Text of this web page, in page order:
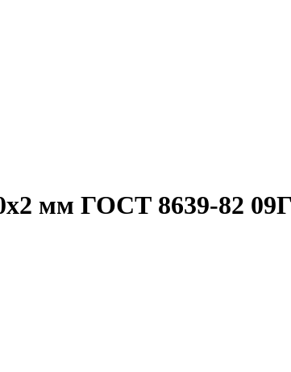
мм ГОСТ 8639-82